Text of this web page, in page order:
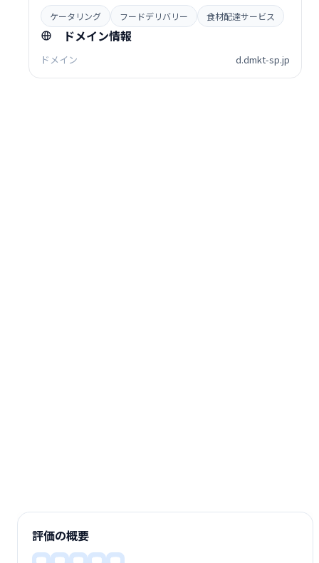
ケータリング フードデリバリー 食材配達サービス
ドメイン情報
ドメイン d.dmkt-sp.jp
評価の概要